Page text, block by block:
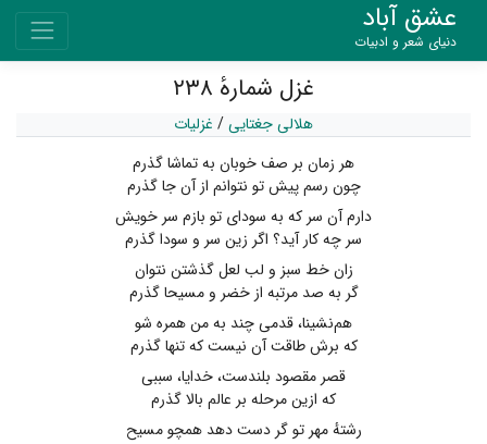
عشق آباد
دنیای شعر و ادبیات
غزل شمارهٔ ۲۳۸
هلالی جغتایی/ غزلیات
هر زمان بر صف خوبان به تماشا گذرم
چون رسم پیش تو نتوانم از آن جا گذرم
دارم آن سر که به سودای تو بازم سر خویش
سر چه کار آید؟ اگر زین سر و سودا گذرم
زان خط سبز و لب لعل گذشتن نتوان
گر به صد مرتبه از خضر و مسیحا گذرم
هم‌نشینا، قدمی چند به من همره شو
که برش طاقت آن نیست که تنها گذرم
قصر مقصود بلندست، خدایا، سببی
که ازین مرحله بر عالم بالا گذرم
رشتهٔ مهر تو گر دست دهد همچو مسیح